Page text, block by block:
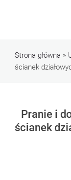
Strona główna »
ścianek
Pranie i
ścianek